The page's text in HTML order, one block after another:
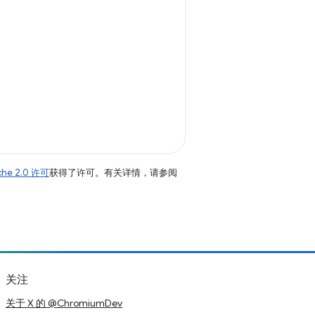
2.0 许可获得了许可。有关详情，请参阅
关注
关于 X 的 @ChromiumDev